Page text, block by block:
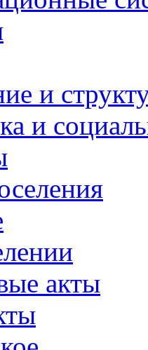
и
и
акты